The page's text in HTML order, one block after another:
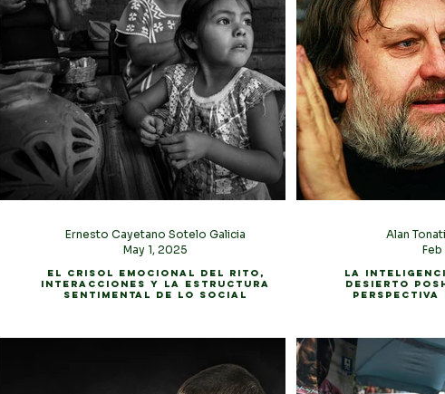
El crisol emocional del rito,
interacciones y la estructura
sentimental de lo social
Ernesto Cayetano Sotelo Galicia
May 1, 2025
La
Desierto
perspectiva
Alan